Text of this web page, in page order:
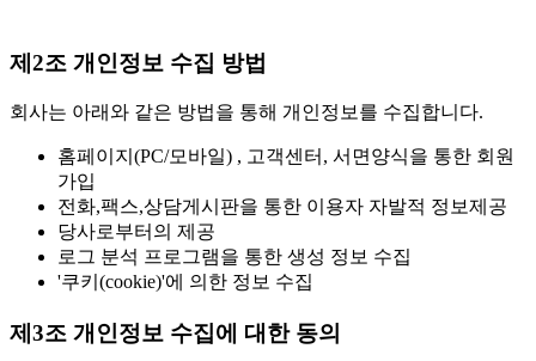
제2조 개인정보 수집 방법
회사는 아래와 같은 방법을 통해 개인정보를 수집합니다.
홈페이지(PC/모바일) , 고객센터, 서면양식을 통한 회원
가입
전화,팩스,상담게시판을 통한 이용자 자발적 정보제공
당사로부터의 제공
로그 분석 프로그램을 통한 생성 정보 수집
'쿠키(cookie)'에 의한 정보 수집
제3조 개인정보 수집에 대한 동의